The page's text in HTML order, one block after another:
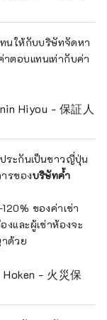
นให้กับบริษัทจัดหา
ตอบแทนเท่ากับค่า
Hiyou - 保証人
ระกันเป็นชาวญี่ปุ่น
รของบริษัทค้ำ
ของค่าเช่า
และผู้เช่าห้องจะ
ด้วย
- 火災保